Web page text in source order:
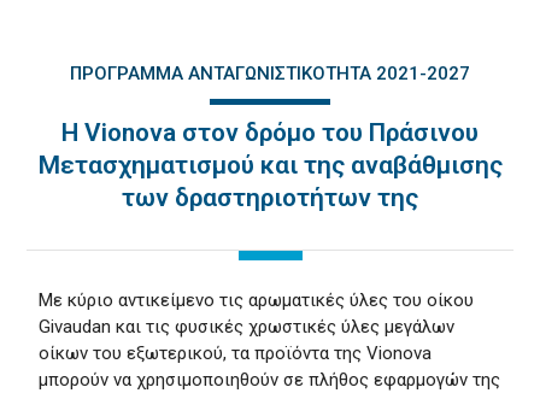
ΠΡΌΓΡΑΜΜΑ ΑΝΤΑΓΩΝΙΣΤΙΚΌΤΗΤΑ 2021-2027
Η Vionova στον δρόμο του Πράσινου
Μετασχηματισμού και της αναβάθμισης
των δραστηριοτήτων της
Με κύριο αντικείμενο τις αρωματικές ύλες του οίκου
Givaudan και τις φυσικές χρωστικές ύλες μεγάλων
οίκων του εξωτερικού, τα προϊόντα της Vionova
μπορούν να χρησιμοποιηθούν σε πλήθος εφαρμογών της